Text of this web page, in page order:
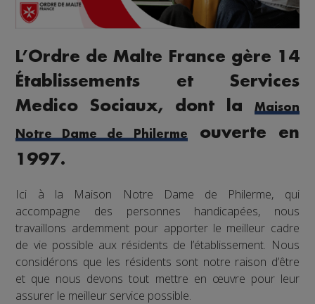
L’Ordre de Malte France gère 14
Établissements et Services
Medico Sociaux, dont la
Maison
Notre Dame de Philerme
ouverte en
1997.
Ici à la Maison Notre Dame de Philerme, qui
accompagne des personnes handicapées, nous
travaillons ardemment pour apporter le meilleur cadre
de vie possible aux résidents de l’établissement. Nous
considérons que les résidents sont notre raison d’être
et que nous devons tout mettre en œuvre pour leur
assurer le meilleur service possible.